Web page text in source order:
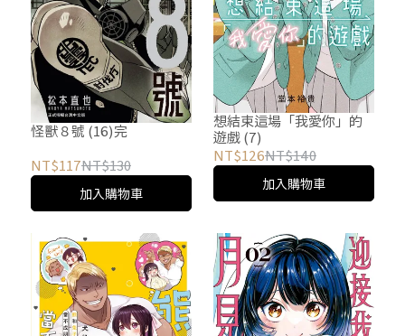
怪獸８號 (16)完
NT$117NT$130
加入購物車
想結束這場「我愛你」的
遊戲 (7)
NT$126NT$140
加入購物車